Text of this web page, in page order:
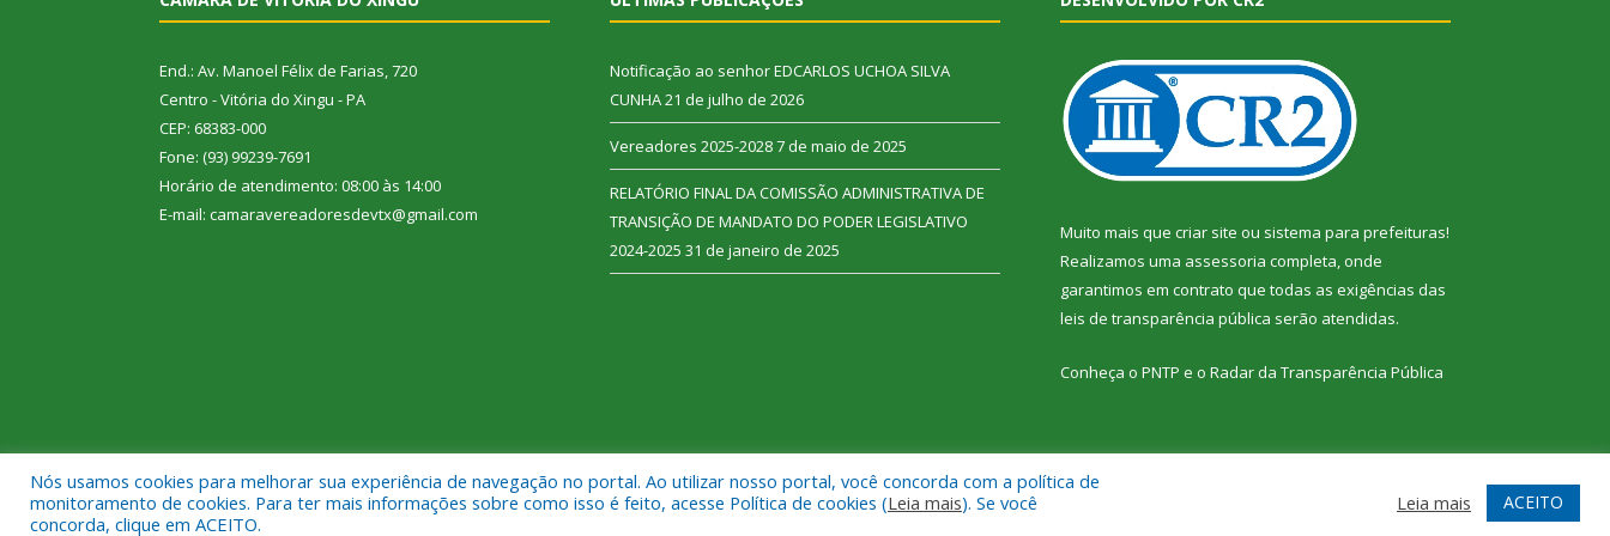
End.: Av. Manoel Félix de Farias, 720
Centro - Vitória do Xingu - PA
CEP: 68383-000
Fone: (93) 99239-7691
Horário de atendimento: 08:00 às 14:00
E-mail: camaravereadoresdevtx@gmail.com
Notificação ao senhor EDCARLOS UCHOA SILVA
CUNHA21 de julho de 2026
Vereadores 2025-20287 de maio de 2025
RELATÓRIO FINAL DA COMISSÃO ADMINISTRATIVA DE
TRANSIÇÃO DE MANDATO DO PODER LEGISLATIVO
2024-2025 31 de janeiro de 2025
Muito mais que criar site ou sistema para prefeituras!
Realizamos uma assessoria completa, onde
garantimos em contrato que todas as exigências das
leis de transparência pública serão atendidas.
Conheça o PNTP e o Radar da Transparência Pública
Todos os direitos reservados a Câmara Municipal de Vitória do Xingu. Mapa do Site Acessar Webmail
Nós usamos cookies para melhorar sua experiência de navegação no portal. Ao utilizar nosso portal, você concorda com a política de
monitoramento de cookies. Para ter mais informações sobre como isso é feito, acesse Política de cookies (Leia mais). Se você
concorda, clique em ACEITO.
Leia mais ACEITO